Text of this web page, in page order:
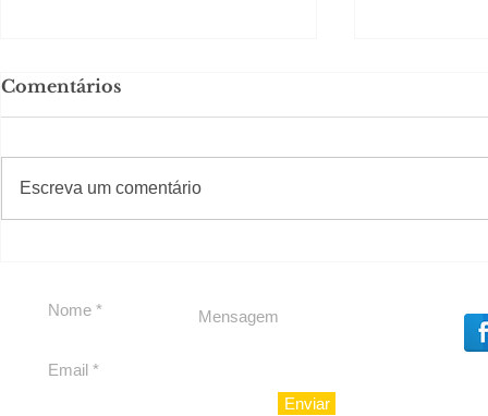
reforçam apoio a
Cláudio Mitidieri
Comentários
Escreva um comentário
#Sugestões
Enviar